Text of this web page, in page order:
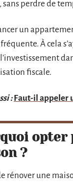
perdre de
un
À cela
fiscale.
: Faut-il appeler
opter
?
rénover une